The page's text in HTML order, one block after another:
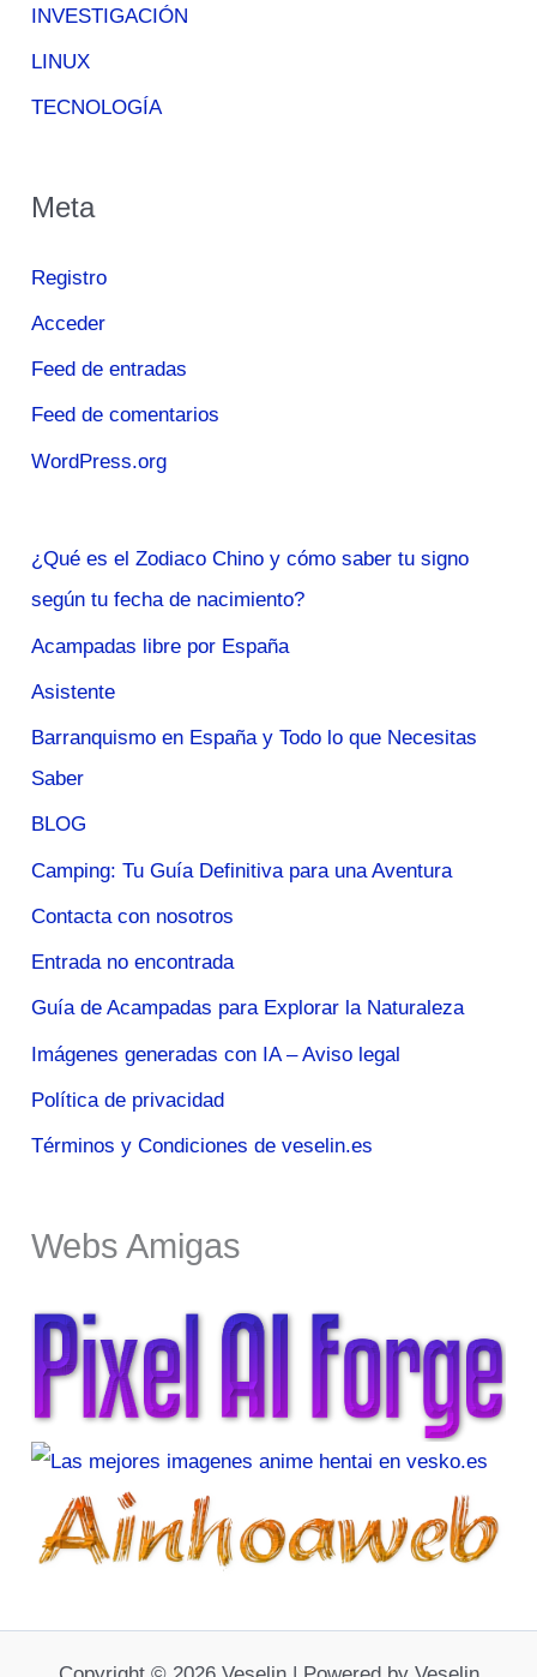
INVESTIGACIÓN
LINUX
TECNOLOGÍA
Meta
Registro
Acceder
Feed de entradas
Feed de comentarios
WordPress.org
¿Qué es el Zodiaco Chino y cómo saber tu signo
según tu fecha de nacimiento?
Acampadas libre por España
Asistente
Barranquismo en España y Todo lo que Necesitas
Saber
BLOG
Camping: Tu Guía Definitiva para una Aventura
Contacta con nosotros
Entrada no encontrada
Guía de Acampadas para Explorar la Naturaleza
Imágenes generadas con IA – Aviso legal
Política de privacidad
Términos y Condiciones de veselin.es
Webs Amigas